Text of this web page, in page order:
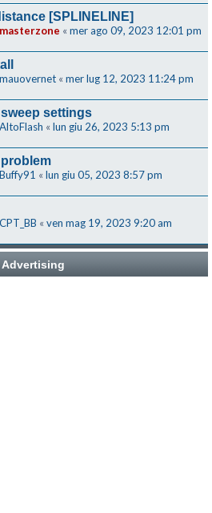
[SPLINELINE]
masterzone « mer ago 09, 2023 12:01 pm
mauovernet « mer lug 12, 2023 11:24 pm
settings
AltoFlash « lun giu 26, 2023 5:13 pm
Buffy91 « lun giu 05, 2023 8:57 pm
CPT_BB « ven mag 19, 2023 9:20 am
Advertising